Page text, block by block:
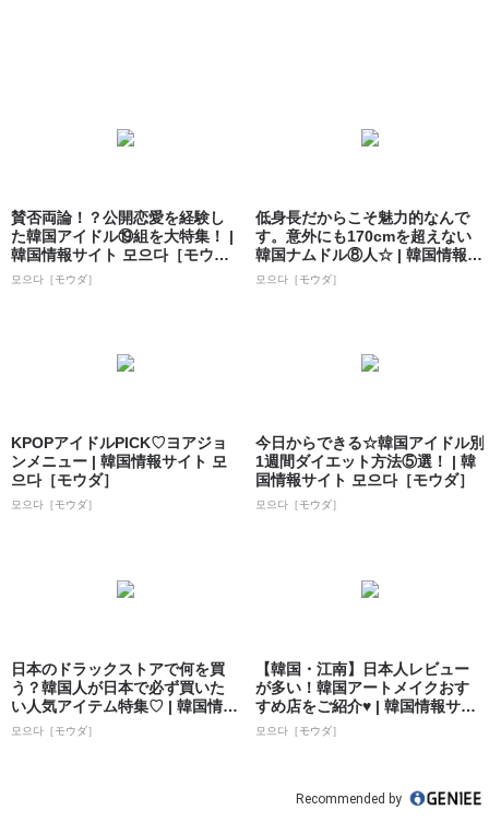
賛否両論！？公開恋愛を経験し
た韓国アイドル⑲組を大特集！ |
韓国情報サイト 모으다［モウ
ダ］
모으다［モウダ］
低身長だからこそ魅力的なんで
す。意外にも170cmを超えない
韓国ナムドル⑧人☆ | 韓国情報サ
イト...
모으다［モウダ］
KPOPアイドルPICK♡ヨアジョ
ンメニュー | 韓国情報サイト 모
으다［モウダ］
모으다［モウダ］
今日からできる☆韓国アイドル別
1週間ダイエット方法⑤選！ | 韓
国情報サイト 모으다［モウダ］
모으다［モウダ］
日本のドラックストアで何を買
う？韓国人が日本で必ず買いた
い人気アイテム特集♡ | 韓国情報
サイト ...
모으다［モウダ］
【韓国・江南】日本人レビュー
が多い！韓国アートメイクおす
すめ店をご紹介♥ | 韓国情報サイ
ト 모으...
모으다［モウダ］
Recommended by